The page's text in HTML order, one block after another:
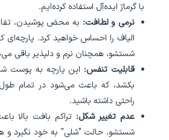
با گرماژ ایده‌آل استفاده کرده‌ایم.
نرمی و لطافت: به محض پوشیدن،
الیاف را احساس خواهید کرد.
شستشو، همچنان نرم و دلپذیر باقی
قابلیت تنفس: این پارچه به پوست
بکشد، که باعث می‌شود در تمام
راحتی داشته باشید.
عدم تغییر شکل: تراکم بافت بالا
شستشو، حالت "شلی" به خود نگیرد و